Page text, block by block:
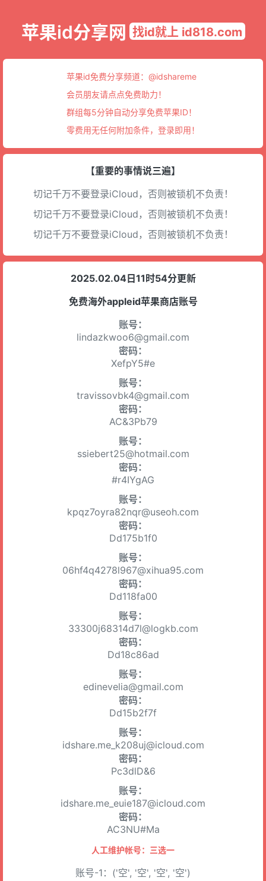
苹果id分享网 找id就上 id818.com
苹果id免费分享频道： @idshareme
会员朋友请点点免费助力！
群组每5分钟自动分享免费苹果ID！
零费用无任何附加条件，登录即用！
【重要的事情说三遍】
切记千万不要登录iCloud，否则被锁机不负责！
切记千万不要登录iCloud，否则被锁机不负责！
切记千万不要登录iCloud，否则被锁机不负责！
2025.02.04日11时54分更新
免费海外appleid苹果商店账号
账号：
lindazkwoo6@gmail.com
密码：
XefpY5#e
账号：
travissovbk4@gmail.com
密码：
AC&3Pb79
账号：
ssiebert25@hotmail.com
密码：
#r4IYgAG
账号：
kpqz7oyra82nqr@useoh.com
密码：
Dd175b1f0
账号：
06hf4q4278l967@xihua95.com
密码：
Dd118fa00
账号：
33300j68314d7l@logkb.com
密码：
Dd18c86ad
账号：
edinevelia@gmail.com
密码：
Dd15b2f7f
账号：
idshare.me_k208uj@icloud.com
密码：
Pc3dlD&6
账号：
idshare.me_euie187@icloud.com
密码：
AC3NU#Ma
人工维护帐号：三选一
账号-1：('空', '空', '空', '空')